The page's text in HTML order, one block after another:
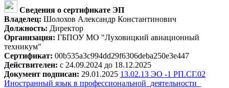
Сведения о сертификате ЭП
Владелец: Шолохов Александр Константинович
Должность: Директор
Организация: ГБПОУ МО "Луховицкий авиационный
техникум"
Сертификат: 00b535a3c994dd29f6306deba250e3e447
Действителен: с 24.09.2024 до 18.12.2025
Документ подписан: 29.01.2025 13.02.13 ЭО -1 РП.СГ.02
Иностранный язык в профессиональной_деятельности_